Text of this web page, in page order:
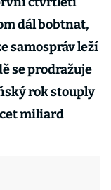
dál bobtnat,
samospráv leží
se prodražuje
rok stouply
miliard